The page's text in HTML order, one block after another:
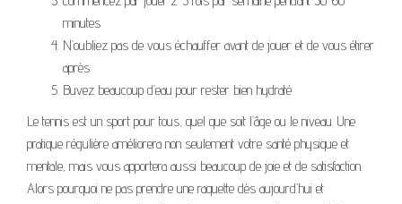
minutes
N’oubliez pas de vous échauffer avant de jouer et de vous étirer
après
Buvez beaucoup d’eau pour rester bien hydraté
Le tennis est un sport pour tous, quel que soit l’âge ou le niveau. Une
pratique régulière améliorera non seulement votre santé physique et
mentale, mais vous apportera aussi beaucoup de joie et de satisfaction.
Alors pourquoi ne pas prendre une raquette dès aujourd’hui et